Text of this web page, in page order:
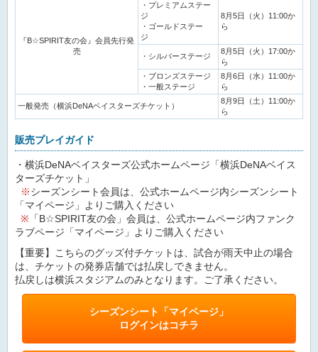
『B☆SPIRIT友の会』会員先行発
売
・プレミアムステー
ジ
・ゴールドステー
ジ
8月5日（火）11:00か
ら
・シルバーステージ
8月5日（火）17:00か
ら
・ブロンズステージ
・一般ステージ
8月6日（水）11:00か
ら
一般発売（横浜DeNAベイスターズチケット）
8月9日（土）11:00か
ら
販売プレイガイド
・横浜DeNAベイスターズ公式ホームページ「横浜DeNAベイス
ターズチケット」
※シーズンシート会員は、公式ホームページ内シーズンシート
「マイページ」よりご購入ください
※ 「B☆SPIRIT友の会」会員は、公式ホームページ内ファンク
ラブページ「マイページ」よりご購入ください
【重要】こちらのグッズ付チケットは、試合が雨天中止の場合
は、チケットの発券店舗では払戻しできません。
払戻しは横浜スタジアムのみとなります。ご了承ください。
シーズンシート「マイページ」
ログインはコチラ